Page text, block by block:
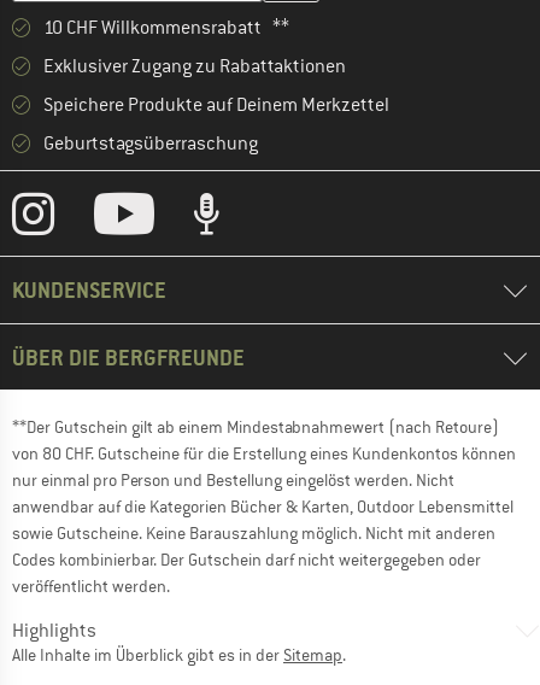
10 CHF Willkommensrabatt **
Exklusiver Zugang zu Rabattaktionen
Speichere Produkte auf Deinem Merkzettel
Geburtstagsüberraschung
KUNDENSERVICE
ÜBER DIE BERGFREUNDE
**Der Gutschein gilt ab einem Mindestabnahmewert (nach Retoure)
von 80 CHF. Gutscheine für die Erstellung eines Kundenkontos können
nur einmal pro Person und Bestellung eingelöst werden. Nicht
anwendbar auf die Kategorien Bücher & Karten, Outdoor Lebensmittel
sowie Gutscheine. Keine Barauszahlung möglich. Nicht mit anderen
Codes kombinierbar. Der Gutschein darf nicht weitergegeben oder
veröffentlicht werden.
Highlights
Alle Inhalte im Überblick gibt es in der Sitemap.